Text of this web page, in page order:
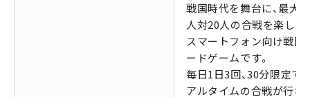
戦国時代を舞台に、最大
人対20人の合戦を楽しめ
スマートフォン向け戦国
ードゲームです。
毎日1日3回、30分限定で
アルタイムの合戦が行な